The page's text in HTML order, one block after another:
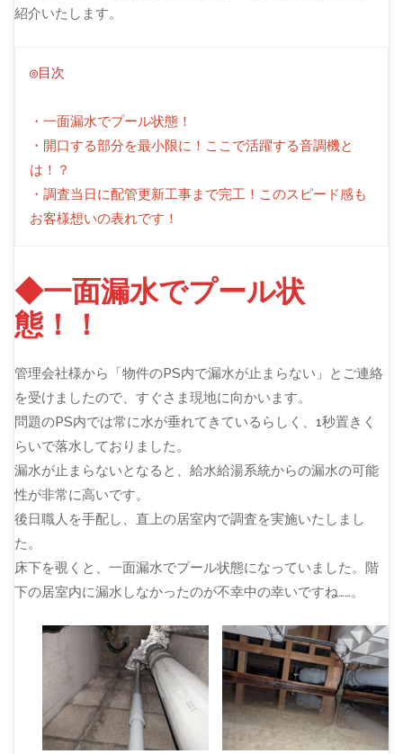
紹介いたします。
◎目次
・一面漏水でプール状態！
・開口する部分を最小限に！ここで活躍する音調機と
は！？
・調査当日に配管更新工事まで完工！このスピード感も
お客様想いの表れです！
◆一面漏水でプール状
態！！
管理会社様から「物件のPS内で漏水が止まらない」とご連絡
を受けましたので、すぐさま現地に向かいます。
問題のPS内では常に水が垂れてきているらしく、1秒置きく
らいで落水しておりました。
漏水が止まらないとなると、給水給湯系統からの漏水の可能
性が非常に高いです。
後日職人を手配し、直上の居室内で調査を実施いたしまし
た。
床下を覗くと、一面漏水でプール状態になっていました。階
下の居室内に漏水しなかったのが不幸中の幸いですね……。